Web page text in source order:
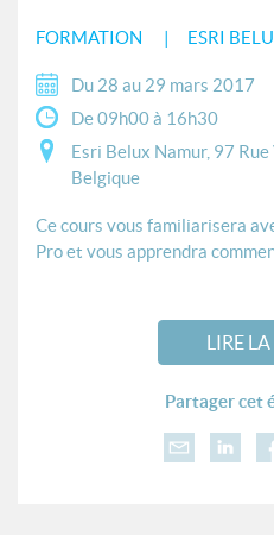
FORMATION ESRI
Du 28 au 29 mars 2017
De 09h00 à 16h30
Esri Belux Namur, 97 Rue
Belgique
Ce cours vous familiarisera
Pro et vous apprendra
LIRE
Partager cet